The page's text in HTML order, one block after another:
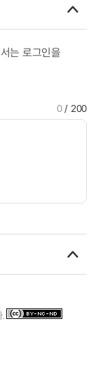
는 로그인을
0/ 200
.